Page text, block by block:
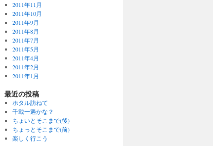
2011年11月
2011年10月
2011年9月
2011年8月
2011年7月
2011年5月
2011年4月
2011年2月
2011年1月
最近の投稿
ホタル訪ねて
千載一遇かな？
ちょいとそこまで(後)
ちょっとそこまで(前)
楽しく行こう